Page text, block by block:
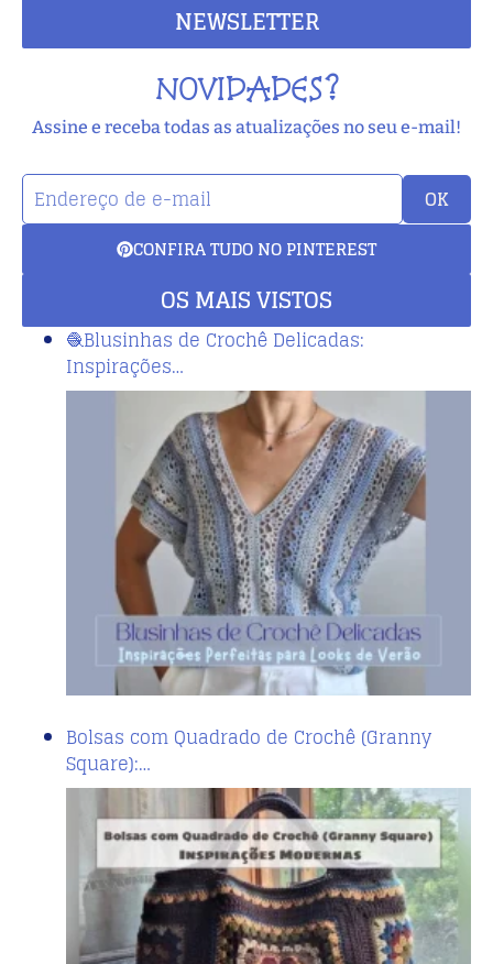
NEWSLETTER
NOVIDADES?
Assine e receba todas as atualizações no seu e-mail!
OK
CONFIRA TUDO NO PINTEREST
OS MAIS VISTOS
🧶Blusinhas de Crochê Delicadas:
Inspirações…
Bolsas com Quadrado de Crochê (Granny
Square):…